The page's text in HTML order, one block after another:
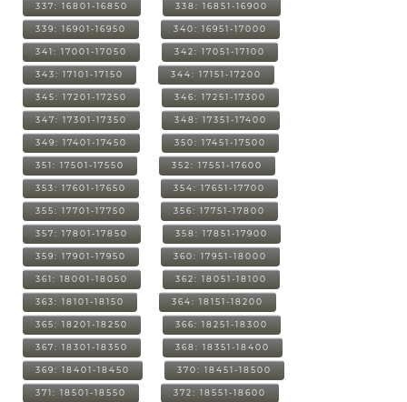
337: 16801-16850 338: 16851-16900
339: 16901-16950 340: 16951-17000
341: 17001-17050 342: 17051-17100
343: 17101-17150 344: 17151-17200
345: 17201-17250 346: 17251-17300
347: 17301-17350 348: 17351-17400
349: 17401-17450 350: 17451-17500
351: 17501-17550 352: 17551-17600
353: 17601-17650 354: 17651-17700
355: 17701-17750 356: 17751-17800
357: 17801-17850 358: 17851-17900
359: 17901-17950 360: 17951-18000
361: 18001-18050 362: 18051-18100
363: 18101-18150 364: 18151-18200
365: 18201-18250 366: 18251-18300
367: 18301-18350 368: 18351-18400
369: 18401-18450 370: 18451-18500
371: 18501-18550 372: 18551-18600